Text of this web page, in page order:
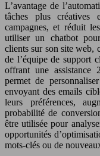
L’avantage de
tâches plus créatives
campagnes, et réduit
utiliser un chatbot
clients sur son site web,
de l’équipe de support
offrant une assistance
permet de
envoyant des emails
leurs préférences,
probabilité de
être utilisée pour
opportunités
mots-clés ou de